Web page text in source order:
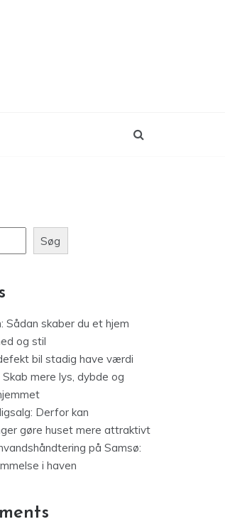
Søg
Sådan skaber du et hjem
og stil
bil stadig have værdi
mere lys, dybde og
Derfor kan
gøre huset mere attraktivt
på Samsø:
i haven